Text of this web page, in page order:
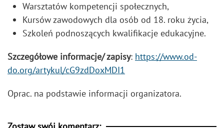
Warsztatów kompetencji społecznych,
Kursów zawodowych dla osób od 18. roku życia,
Szkoleń podnoszących kwalifikacje edukacyjne.
Szczegółowe informacje/ zapisy: https://www.od-
do.org/artykul/cG9zdDoxMDI1
Oprac. na podstawie informacji organizatora.